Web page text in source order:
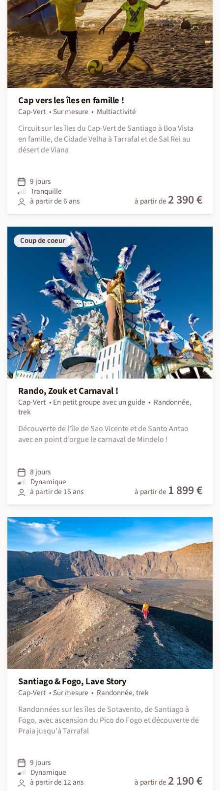
Cap vers les îles en famille !
Cap-Vert Sur mesure
Multiactivité
Circuit sur les îles du Cap-Vert de Santiago à Boa Vista
en famille, de Cidade Velha à Tarrafal et de Sal Rei au
désert de Viana
9 jours
Tranquille
à partir de 6 ans
à partir de 2 390 €
Coup de coeur
Rando, Zouk et Carnaval !
Cap-Vert En petit groupe avec un guide
Randonnée,
trek
Découverte de l'île de Sao Vicente et de Santo Antao
avec en point d’orgue le carnaval de Mindelo !
8 jours
Dynamique
à partir de 16 ans
à partir de 1 899 €
Santiago & Fogo, Lave Story
Cap-Vert Sur mesure
Randonnée, trek
Randonnées sur les îles de Sotavento, de Santiago à
Fogo, avec ascension du Pico do Fogo et découverte de
Praia jusqu'à Tarrafal
9 jours
Dynamique
à partir de 12 ans
à partir de 2 190 €